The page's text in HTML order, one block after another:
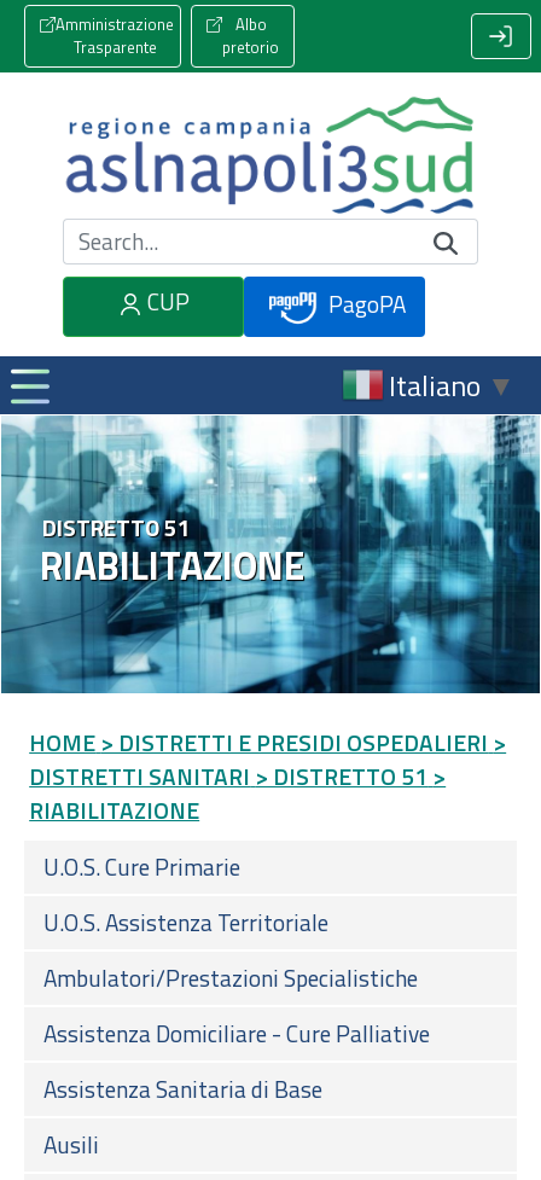
Amministrazione
Trasparente
Albo
pretorio
Cerca nel sito
CUP
PagoPA
Italiano ▼
RIABILITAZIONE
DISTRETTO 51
HOME > DISTRETTI E PRESIDI OSPEDALIERI >
DISTRETTI SANITARI > DISTRETTO 51 >
RIABILITAZIONE
U.O.S. Cure Primarie
U.O.S. Assistenza Territoriale
Ambulatori/Prestazioni Specialistiche
Assistenza Domiciliare - Cure Palliative
Assistenza Sanitaria di Base
Ausili